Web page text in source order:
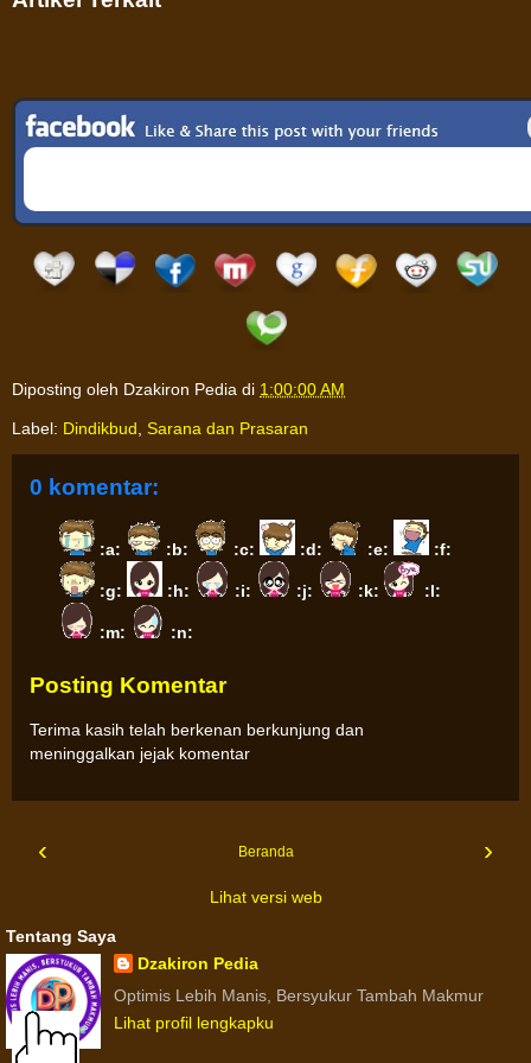
Diposting oleh Dzakiron Pedia di 1:00:00 AM
Label: Dindikbud Sarana dan Prasaran
0 komentar:
:a: :b: :c: :d: :e: :f:
:g: :h: :i: :j: :k: :l:
:m: :n:
Posting Komentar
Terima kasih telah berkenan berkunjung dan
meninggalkan jejak komentar
‹ ›
Beranda
Lihat versi web
Tentang Saya
Dzakiron Pedia
Optimis Lebih Manis, Bersyukur Tambah Makmur
Lihat profil lengkapku